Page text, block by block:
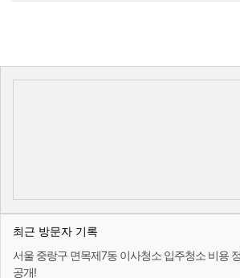
최근 방문자 기록
서울 중랑구 면목제7동 이사청소 입주청소 비용
공개!